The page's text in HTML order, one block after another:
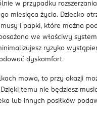
w przypadku
miesiąca życia. Dziecko
i papki, które można
we właściwy
ryzyko
dyskomfort.
mowa, to przy okazji
temu nie będziesz
lub innych posiłków